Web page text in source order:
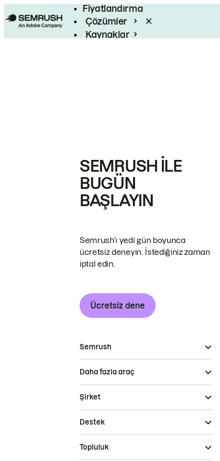
Fiyatlandırma
Çözümler
Kaynaklar
SEMRUSH ILE
BUGÜN
BAŞLAYIN
Semrush'ı yedi gün boyunca
ücretsiz deneyin. İstediğiniz zaman
iptal edin.
Ücretsiz dene
Semrush
Daha fazla araç
Şirket
Destek
Topluluk